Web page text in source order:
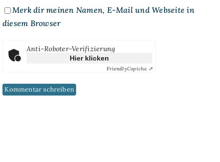
Merk dir meinen Namen, E-Mail und Webseite in
diesem Browser
Anti-Roboter-Verifizierung
Hier klicken
FriendlyCaptcha ⇗